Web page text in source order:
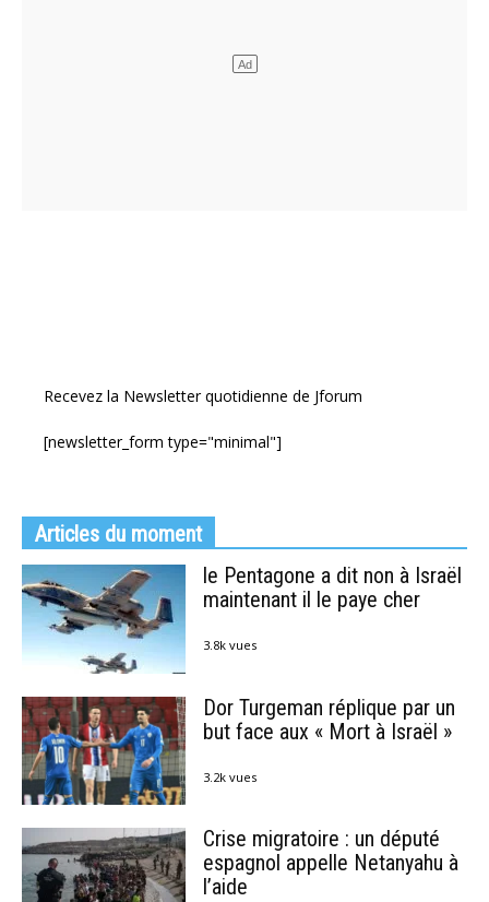
Recevez la Newsletter quotidienne de Jforum
[newsletter_form type="minimal"]
Articles du moment
le Pentagone a dit non à Israël
maintenant il le paye cher
3.8k vues
Dor Turgeman réplique par un
but face aux « Mort à Israël »
3.2k vues
Crise migratoire : un député
espagnol appelle Netanyahu à
l’aide